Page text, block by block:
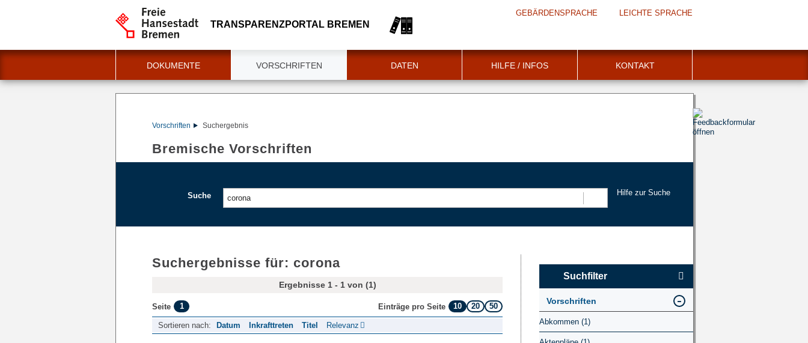
TRANSPARENZPORTAL BREMEN
GEBÄRDENSPRACHE LEICHTE SPRACHE
DOKUMENTE VORSCHRIFTEN DATEN HILFE / INFOS KONTAKT
Vorschriften Suchergebnis
Bremische Vorschriften
Suche
Hilfe zur Suche
Suchergebnisse für: corona
Ergebnisse 1 - 1 von (1)
Seite 1 Einträge pro Seite 10 20 50
Sortieren nach: Datum Inkrafttreten Titel Relevanz
Suchfilter
Vorschriften
Abkommen (1)